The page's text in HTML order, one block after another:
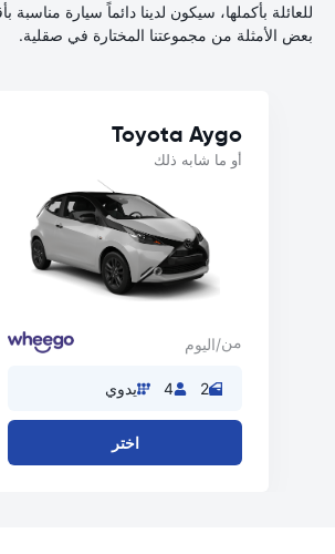
للعائلة بأكملها، سيكون لدينا دائماً سيارة
بعض الأمثلة من مجموعتنا المختارة في صقلية.
Toyota Aygo
أو ما شابه ذلك
من/اليوم
2
4 يدوي
اختر